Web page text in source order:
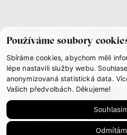
Používáme soubory
Sbíráme cookies, abychom měli
lépe nastavili služby webu.
anonymizovaná statistická data.
Vašich předvolbách. Děkujeme!
Odmítám
co je if tým kontakty
partnerství gdpr
facebook instagram